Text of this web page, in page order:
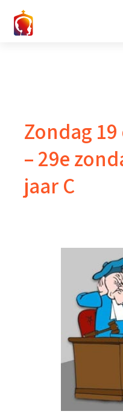
Zondag
– 29e
jaar C